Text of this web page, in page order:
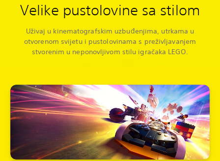
Velike pustolovine sa stilom
Uživaj u kinematografskim uzbuđenjima, utrkama u
otvorenom svijetu i pustolovinama s preživljavanjem
stvorenim u neponovljivom stilu igračaka LEGO.